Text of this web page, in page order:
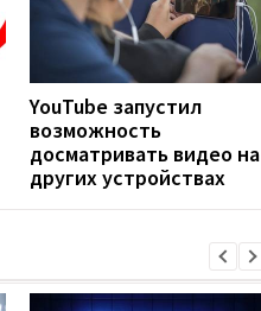
YouTube запустил
возможность
досматривать видео на
других устройствах